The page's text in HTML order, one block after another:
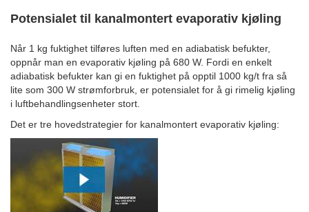
Potensialet til kanalmontert evaporativ kjøling
Når 1 kg fuktighet tilføres luften med en adiabatisk befukter,
oppnår man en evaporativ kjøling på 680 W. Fordi en enkelt
adiabatisk befukter kan gi en fuktighet på opptil 1000 kg/t fra så
lite som 300 W strømforbruk, er potensialet for å gi rimelig kjøling
i luftbehandlingsenheter stort.
Det er tre hovedstrategier for kanalmontert evaporativ kjøling: